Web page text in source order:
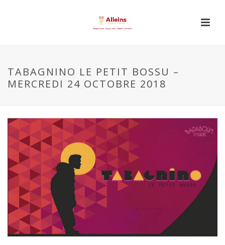
TABAGNINO LE PETIT BOSSU –
MERCREDI 24 OCTOBRE 2018